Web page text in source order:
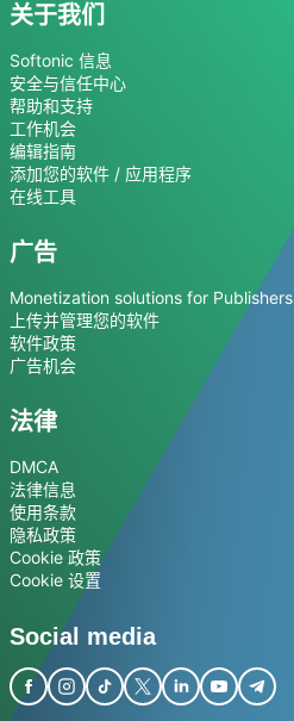
关于我们
Softonic 信息
安全与信任中心
帮助和支持
工作机会
编辑指南
添加您的软件 / 应用程序
在线工具
广告
Monetization solutions for Publishers
上传并管理您的软件
软件政策
广告机会
法律
DMCA
法律信息
使用条款
隐私政策
Cookie 政策
Cookie 设置
Social media